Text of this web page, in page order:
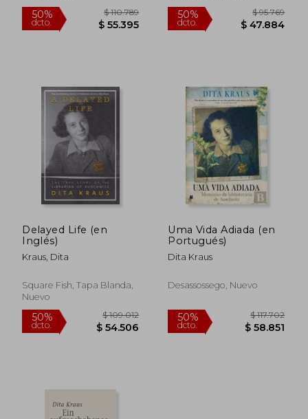
50%
dcto.
50%
dcto.
Delayed Life (en
Inglés)
Kraus, Dita
Square Fish, Tapa Blanda,
Nuevo
Uma Vida Adiada (en
Portugués)
Dita Kraus
Desassossego, Nuevo